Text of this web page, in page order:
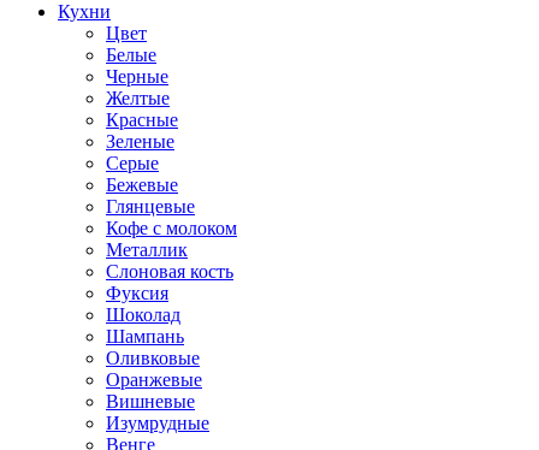
Кухни
Цвет
Белые
Черные
Желтые
Красные
Зеленые
Серые
Бежевые
Глянцевые
Кофе с молоком
Металлик
Слоновая кость
Фуксия
Шоколад
Шампань
Оливковые
Оранжевые
Вишневые
Изумрудные
Венге